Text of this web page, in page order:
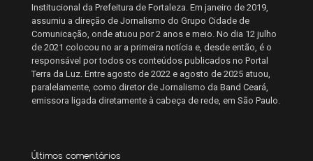
Institucional da Prefeitura de Fortaleza. Em janeiro de 2019,
assumiu a direção de Jornalismo do Grupo Cidade de
Comunicação, onde atuou por 2 anos e meio. No dia 12 julho
de 2021 colocou no ar a primeira notícia e, desde então, é o
responsável por todos os conteúdos publicados no Portal
Terra da Luz. Entre agosto de 2022 e agosto de 2025 atuou,
paralelamente, como diretor de Jornalismo da Band Ceará,
emissora ligada diretamente à cabeça de rede, em São Paulo.
Últimos comentários